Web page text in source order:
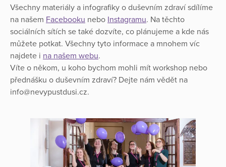
Všechny materiály a infografiky o duševním zdraví sdílíme
na našem Facebooku nebo Instagramu. Na těchto
sociálních sítích se také dozvíte, co plánujeme a kde nás
můžete potkat. Všechny tyto informace a mnohem víc
najdete i na našem webu.
Víte o někom, u koho bychom mohli mít workshop nebo
přednášku o duševním zdraví? Dejte nám vědět na
info@nevypustdusi.cz.